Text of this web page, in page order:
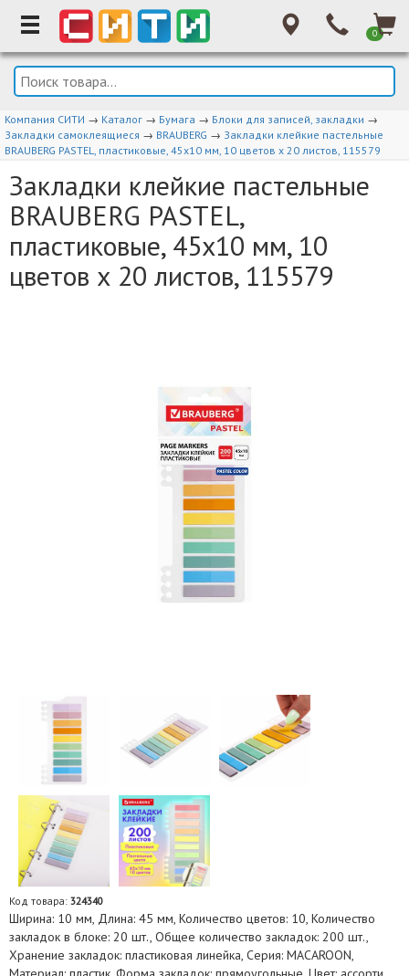
0
Компания СИТИ → Каталог → Бумага → Блоки для записей, закладки →
Закладки самоклеящиеся → BRAUBERG → Закладки клейкие пастельные
BRAUBERG PASTEL, пластиковые, 45х10 мм, 10 цветов х 20 листов, 115579
Закладки клейкие пастельные
BRAUBERG PASTEL,
пластиковые, 45х10 мм, 10
цветов х 20 листов, 115579
Код товара: 324340
Ширина: 10 мм, Длина: 45 мм, Количество цветов: 10, Количество
закладок в блоке: 20 шт., Общее количество закладок: 200 шт.,
Хранение закладок: пластиковая линейка, Серия: MACAROON,